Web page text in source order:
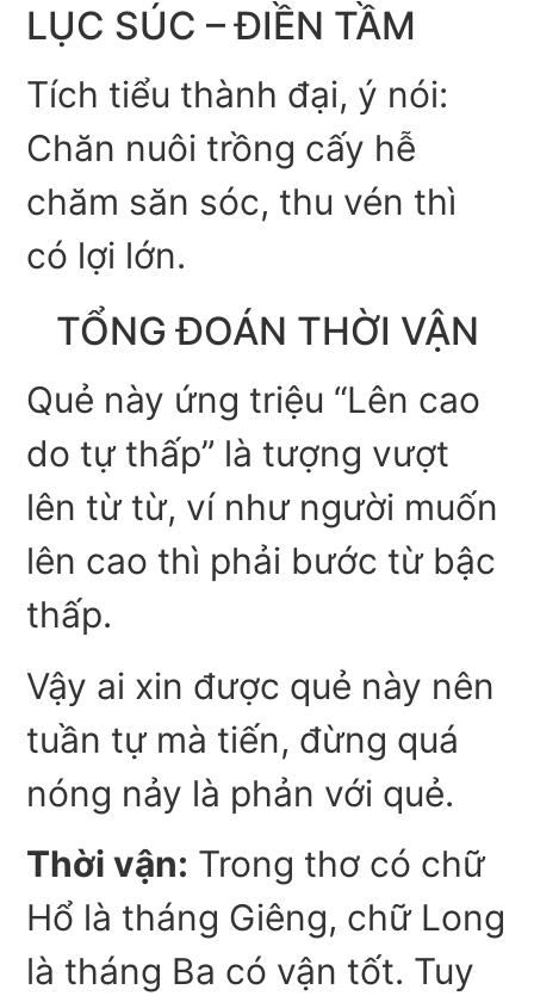
LỤC SÚC – ĐIỀN TẦM
Tích tiểu thành đại, ý nói:
Chăn nuôi trồng cấy hễ
chăm săn sóc, thu vén thì
có lợi lớn.
TỔNG ĐOÁN THỜI VẬN
Quẻ này ứng triệu “Lên cao
do tự thấp” là tượng vượt
lên từ từ, ví như người muốn
lên cao thì phải bước từ bậc
thấp.
Vậy ai xin được quẻ này nên
tuần tự mà tiến, đừng quá
nóng nảy là phản với quẻ.
Thời vận: Trong thơ có chữ
Hổ là tháng Giêng, chữ Long
là tháng Ba có vận tốt. Tuy